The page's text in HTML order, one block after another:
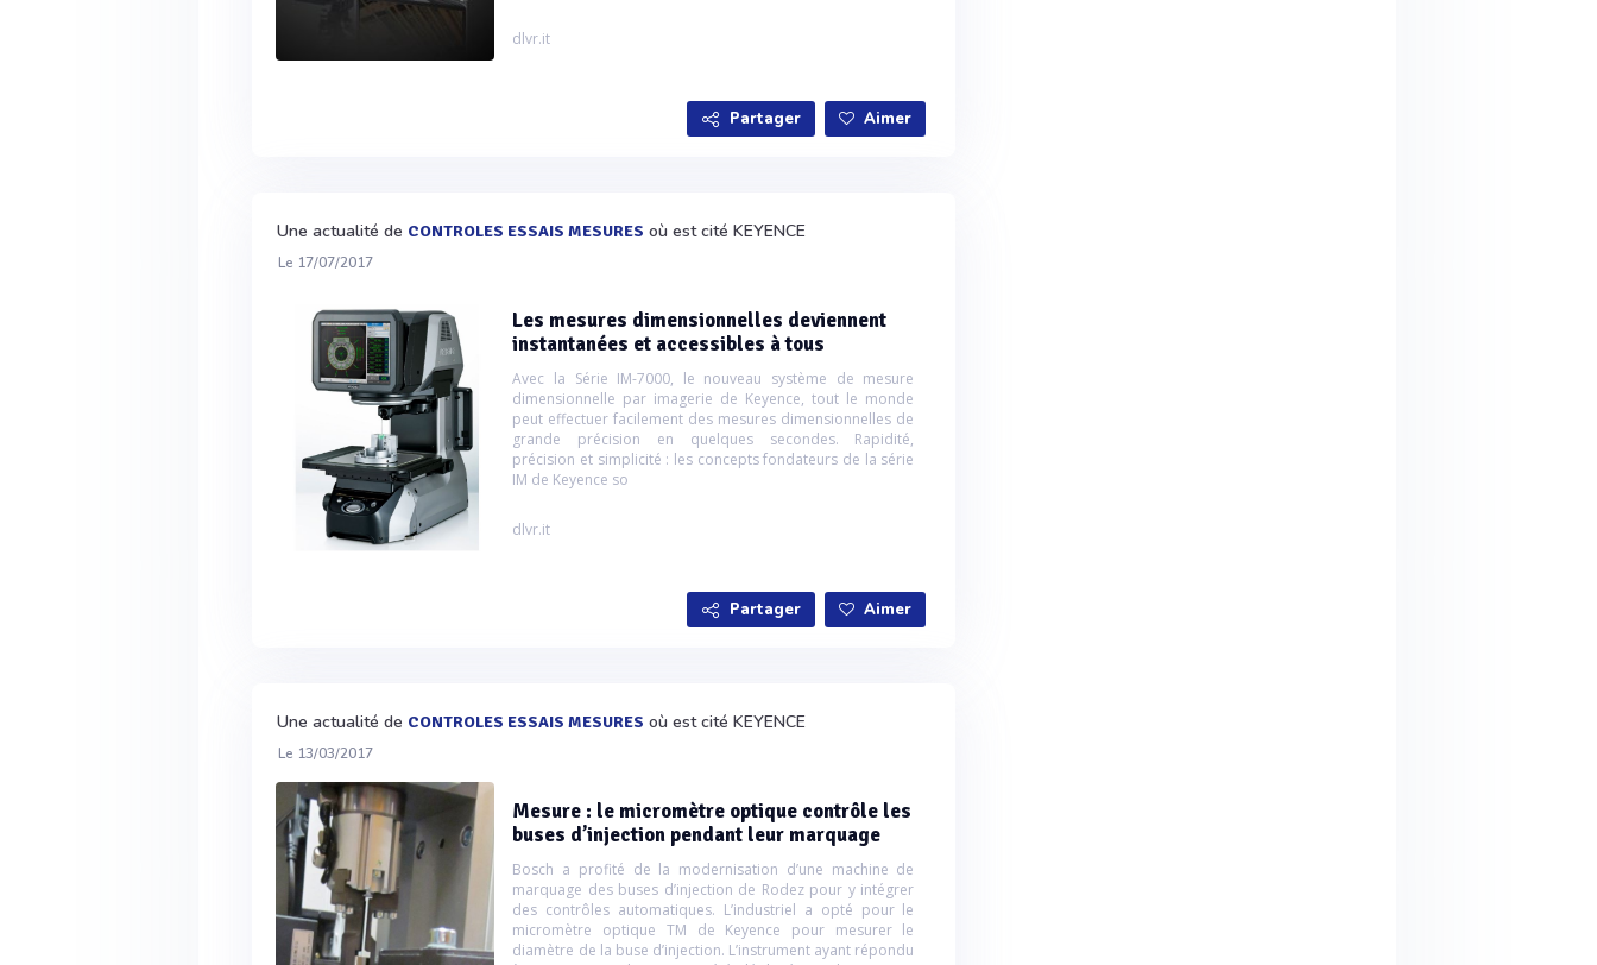
dlvr.it
Partager Aimer
Une actualité de CONTROLES ESSAIS MESURES où est cité KEYENCE
Le 17/07/2017
Les mesures dimensionnelles deviennent
instantanées et accessibles à tous
Avec la Série IM-7000, le nouveau système de mesure
dimensionnelle par imagerie de Keyence, tout le monde
peut effectuer facilement des mesures dimensionnelles de
grande précision en quelques secondes. Rapidité,
précision et simplicité : les concepts fondateurs de la série
IM de Keyence so
dlvr.it
Partager Aimer
Une actualité de CONTROLES ESSAIS MESURES où est cité KEYENCE
Le 13/03/2017
Mesure : le micromètre optique contrôle les
buses d’injection pendant leur marquage
Bosch a profité de la modernisation d’une machine de
marquage des buses d’injection de Rodez pour y intégrer
des contrôles automatiques. L’industriel a opté pour le
micromètre optique TM de Keyence pour mesurer le
diamètre de la buse d’injection. L’instrument ayant répondu